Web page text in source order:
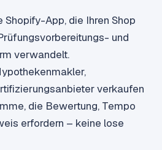
Shopify-App, die Ihren Shop
und
verwandelt.
verkaufen
die Bewertung, Tempo
erfordern – keine lose